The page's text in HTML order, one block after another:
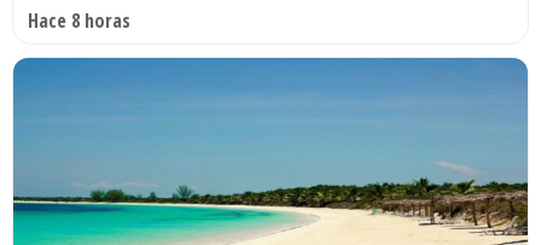
Hace 8 horas